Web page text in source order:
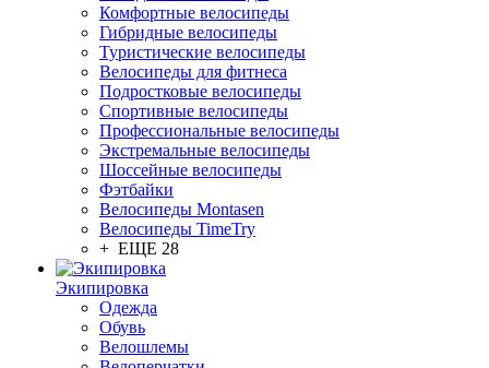
Комфортные велосипеды
Гибридные велосипеды
Туристические велосипеды
Велосипеды для фитнеса
Подростковые велосипеды
Спортивные велосипеды
Профессиональные велосипеды
Экстремальные велосипеды
Шоссейные велосипеды
Фэтбайки
Велосипеды Montasen
Велосипеды TimeTry
+ ЕЩЕ 28
Экипировка
Одежда
Обувь
Велошлемы